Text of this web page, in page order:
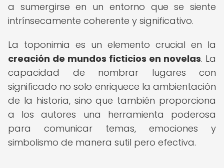
a sumergirse en un entorno que se siente
intrínsecamente coherente y significativo.
La toponimia es un elemento crucial en la
creación de mundos ficticios en novelas. La
capacidad de nombrar lugares con
significado no solo enriquece la ambientación
de la historia, sino que también proporciona
a los autores una herramienta poderosa
para comunicar temas, emociones y
simbolismo de manera sutil pero efectiva.